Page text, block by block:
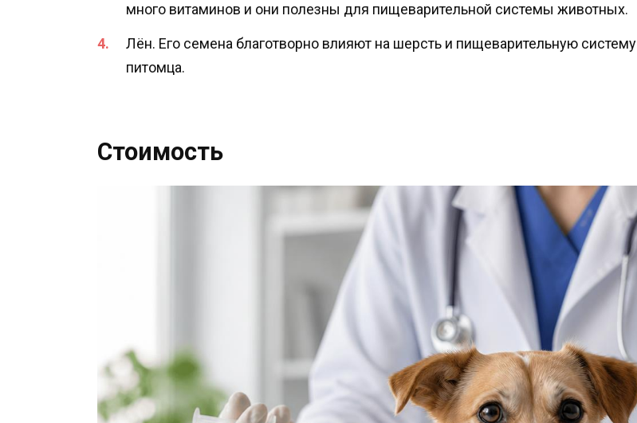
много витаминов и они полезны для пищеварительной системы животных.
Лён. Его семена благотворно влияют на шерсть и пищеварительную систему
питомца.
Стоимость